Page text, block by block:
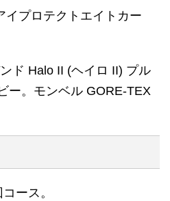
プロテクトエイトカー
ド Halo II (ヘイロ II) プル
。モンベル GORE-TEX
ース。